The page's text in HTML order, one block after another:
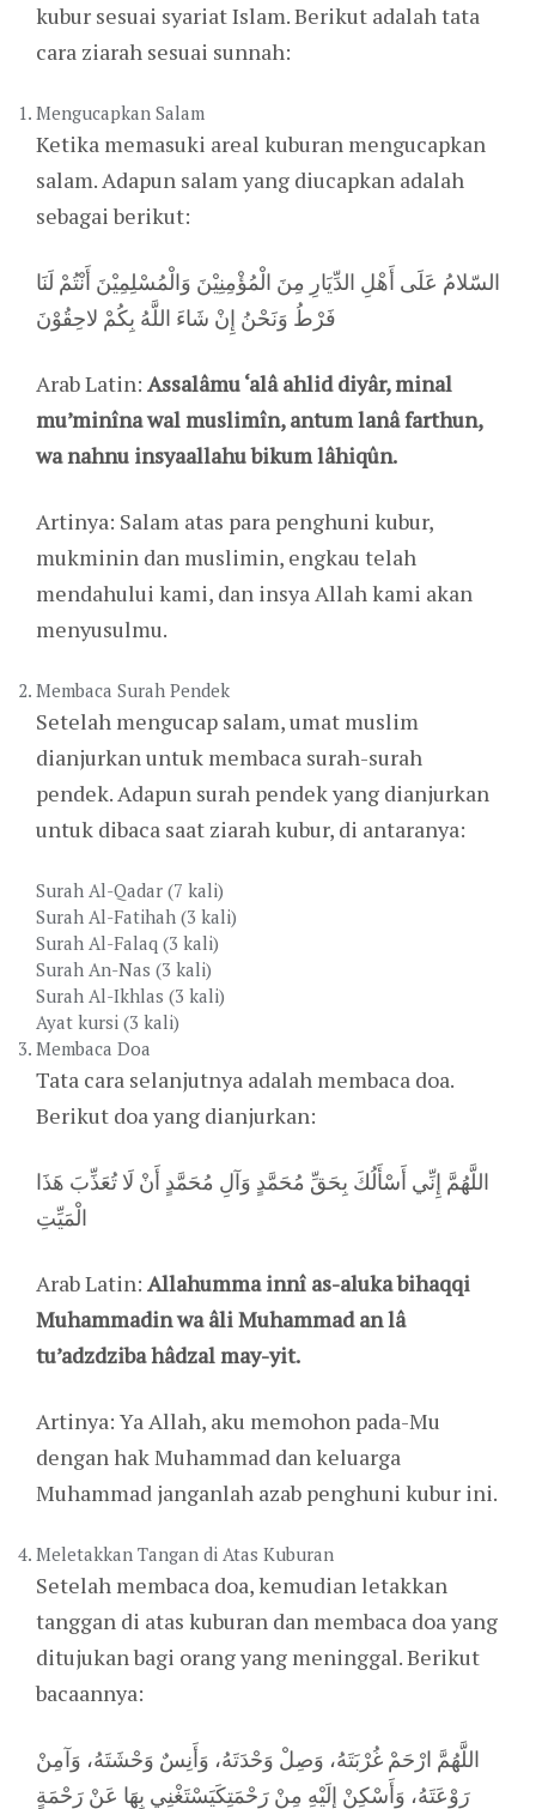
kubur sesuai syariat Islam. Berikut adalah tata
cara ziarah sesuai sunnah:
Mengucapkan Salam
Ketika memasuki areal kuburan mengucapkan
salam. Adapun salam yang diucapkan adalah
sebagai berikut:
السّلامُ عَلَى أَهْلِ الدِّيَارِ مِنَ الْمُؤْمِنِيْنَ وَالْمُسْلِمِيْنَ أَنْتُمْ لَنَا
فَرْطُ وَنَحْنُ إِنْ شَاءَ اللَّهُ بِكُمْ لاحِقُوْنَ
Arab Latin: Assalâmu ‘alâ ahlid diyâr, minal
mu’minîna wal muslimîn, antum lanâ farthun,
wa nahnu insyaallahu bikum lâhiqûn.
Artinya: Salam atas para penghuni kubur,
mukminin dan muslimin, engkau telah
mendahului kami, dan insya Allah kami akan
menyusulmu.
Membaca Surah Pendek
Setelah mengucap salam, umat muslim
dianjurkan untuk membaca surah-surah
pendek. Adapun surah pendek yang dianjurkan
untuk dibaca saat ziarah kubur, di antaranya:
Surah Al-Qadar (7 kali)
Surah Al-Fatihah (3 kali)
Surah Al-Falaq (3 kali)
Surah An-Nas (3 kali)
Surah Al-Ikhlas (3 kali)
Ayat kursi (3 kali)
Membaca Doa
Tata cara selanjutnya adalah membaca doa.
Berikut doa yang dianjurkan:
اللَّهُمَّ إِنِّي أَسْأَلُكَ بِحَقِّ مُحَمَّدٍ وَآلِ مُحَمَّدٍ أَنْ لَا تُعَذِّبَ هَذَا
الْمَيِّتِ
Arab Latin: Allahumma innî as-aluka bihaqqi
Muhammadin wa âli Muhammad an lâ
tu’adzdziba hâdzal may-yit.
Artinya: Ya Allah, aku memohon pada-Mu
dengan hak Muhammad dan keluarga
Muhammad janganlah azab penghuni kubur ini.
Meletakkan Tangan di Atas Kuburan
Setelah membaca doa, kemudian letakkan
tanggan di atas kuburan dan membaca doa yang
ditujukan bagi orang yang meninggal. Berikut
bacaannya:
اللَّهُمَّ ارْحَمْ غُرْبَتَهُ، وَصِلْ وَحْدَتَهُ، وَأَنِسٌ وَحْشَتَهُ، وَآمِنْ
رَوْعَتَهُ، وَأَسْكِنْ إِلَيْهِ مِنْ رَحْمَتِكَيَسْتَغْنِي بِهَا عَنْ رَحْمَةٍ